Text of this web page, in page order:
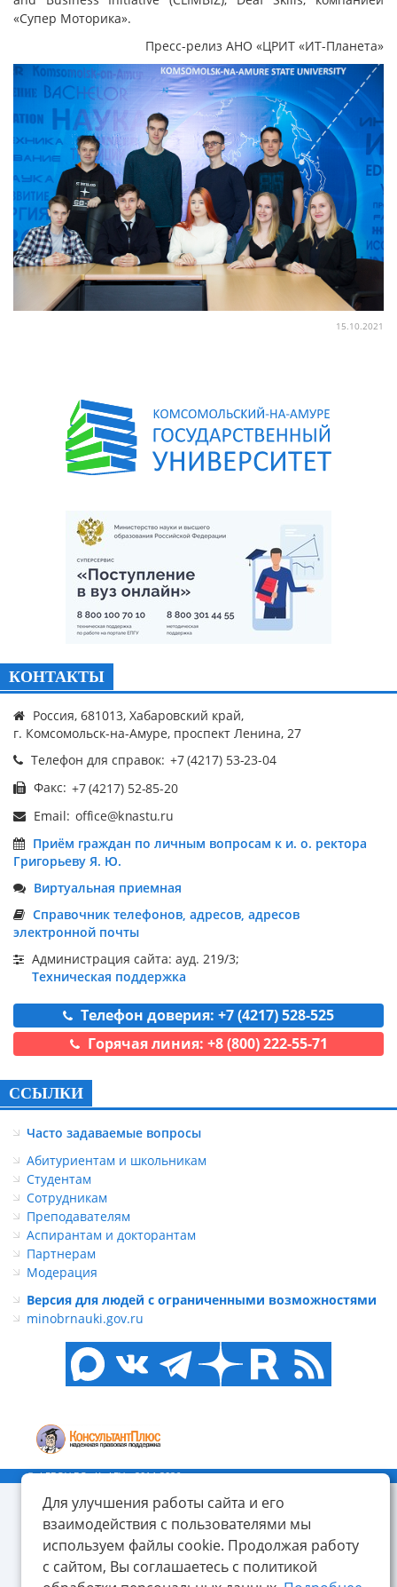
«Супер Моторика».
Пресс-релиз АНО «ЦРИТ «ИТ-Планета»
15.10.2021
Для улучшения работы сайта и его
взаимодействия с пользователями мы
используем файлы cookie. Продолжая работу
с сайтом, Вы соглашаетесь с политикой
КОНТАКТЫ
Россия, 681013, Хабаровский край,
г. Комсомольск-на-Амуре, проспект Ленина, 27
Телефон для справок:
Факс:
Email:
Приём граждан по личным вопросам к и. о. ректора
Григорьеву Я. Ю.
Виртуальная приемная
Справочник телефонов, адресов, адресов
электронной почты
Администрация сайта: ауд. 219/3;
Техническая поддержка
Телефон доверия: +7 (4217) 528-525
Горячая линия: +8 (800) 222-55-71
ССЫЛКИ
Часто задаваемые вопросы
Абитуриентам и школьникам
Студентам
Сотрудникам
Преподавателям
Аспирантам и докторантам
Партнерам
Модерация
Версия для людей с ограниченными возможностями
minobrnauki.gov.ru